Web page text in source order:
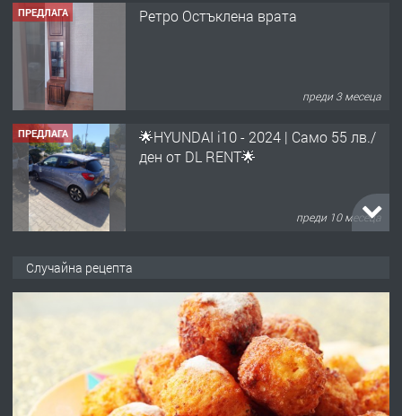
ПРЕДЛАГА Ретро Остъклена врата
преди 3 месеца
ПРЕДЛАГА
🌟HYUNDAI i10 - 2024 | Само 55 лв./
ден от DL RENT🌟
преди 10 месеца
преди 1 година
Професионална зеленчукорезачка
за заведения и дома
Случайна рецепта